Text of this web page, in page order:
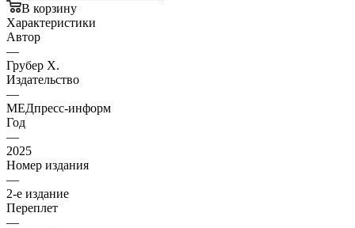
В корзину
Характеристики
Автор
—
Грубер Х.
Издательство
—
МЕДпресс-информ
Год
—
2025
Номер издания
—
2-е издание
Переплет
—